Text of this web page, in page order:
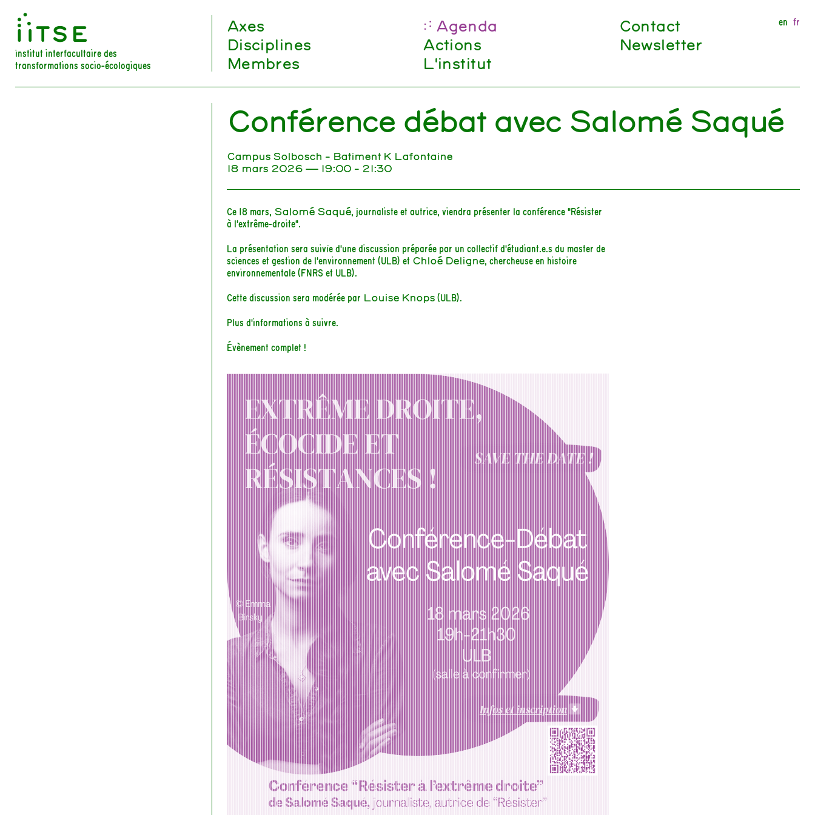
󰀀
institut interfacultaire des
transformations socio-écologiques
en fr
Axes
Disciplines
Membres
Agenda
Actions
L'institut
Contact
Newsletter
Conférence débat avec Salomé Saqué
Campus Solbosch - Batiment K Lafontaine
18 mars 2026— 19:00 - 21:30
Ce 18 mars,Salomé Saqué, journaliste et autrice, viendra présenter la conférence "Résister
à l'extrême-droite".
La présentation sera suivie d'une discussion préparée par un collectif d'étudiant.e.s du master de
sciences et gestion de l'environnement (ULB) etChloé Deligne, chercheuse en histoire
environnementale (FNRS et ULB).
Cette discussion sera modérée par Louise Knops(ULB).
Plus d'informations à suivre.
Évènement complet !